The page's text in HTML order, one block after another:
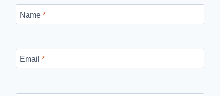
Name *
Email *